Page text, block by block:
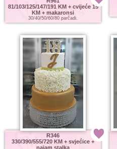
81/103/125/147/191 KM+ cvijeće 15
KM + makaronsi
30/40/50/60/80 parčadi.
R346
330/390/555/720 KM + svjećice +
najam stalka